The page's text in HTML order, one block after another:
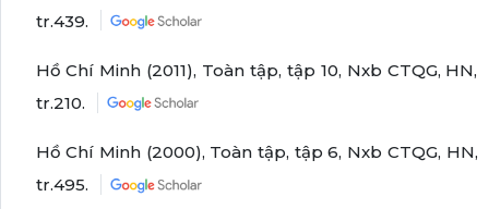
tr.439.
Hồ Chí Minh (2011), Toàn tập, tập 10, Nxb CTQG, HN,
tr.210.
Hồ Chí Minh (2000), Toàn tập, tập 6, Nxb CTQG, HN,
tr.495.